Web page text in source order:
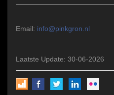
Email: info@pinkgron.nl
Laatste Update: 30-06-2026